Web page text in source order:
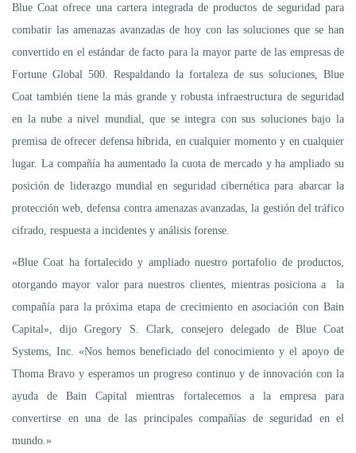
Blue Coat ofrece una cartera integrada de productos de seguridad para
combatir las amenazas avanzadas de hoy con las soluciones que se han
convertido en el estándar de facto para la mayor parte de las empresas de
Fortune Global 500. Respaldando la fortaleza de sus soluciones, Blue
Coat también tiene la más grande y robusta infraestructura de seguridad
en la nube a nivel mundial, que se integra con sus soluciones bajo la
premisa de ofrecer defensa híbrida, en cualquier momento y en cualquier
lugar. La compañía ha aumentado la cuota de mercado y ha ampliado su
posición de liderazgo mundial en seguridad cibernética para abarcar la
protección web, defensa contra amenazas avanzadas, la gestión del tráfico
cifrado, respuesta a incidentes y análisis forense.
«Blue Coat ha fortalecido y ampliado nuestro portafolio de productos,
otorgando mayor valor para nuestros clientes, mientras posiciona a la
compañía para la próxima etapa de crecimiento en asociación con Bain
Capital», dijo Gregory S. Clark, consejero delegado de Blue Coat
Systems, Inc. «Nos hemos beneficiado del conocimiento y el apoyo de
Thoma Bravo y esperamos un progreso continuo y de innovación con la
ayuda de Bain Capital mientras fortalecemos a la empresa para
convertirse en una de las principales compañías de seguridad en el
mundo.»